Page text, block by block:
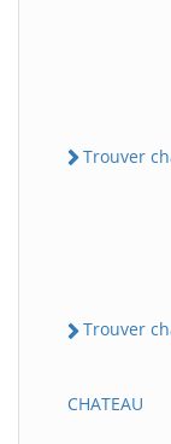
Trouver
Trouver
CHATEAU